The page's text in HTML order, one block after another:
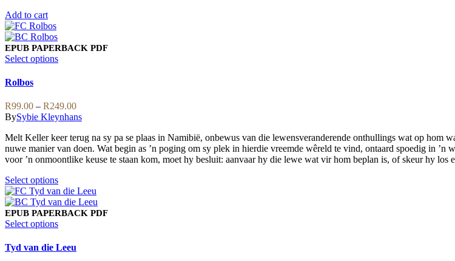
Add to cart
EPUB PAPERBACK PDF
Select optionsThis
variants.
The
options
may
be
chosen
the
product
page
Rolbos
R99.00 – R249.00Price
range:
through
R249.00
BySybie Kleynhans
Melt Keller keer terug na sy pa se plaas in Namibië, onbewus van die lewensveranderende onthullings wat op hom
nuwe manier van doen. Wat begin as ’n poging om sy plek in hierdie vreemde wêreld te vind, ontaard spoedig in
voor ’n onmoontlike keuse te staan kom, moet hy besluit: aanvaar hy die lewe wat vir hom beplan is, of skeur hy los
Select optionsThis
product
has
multiple
variants.
options
EPUB PAPERBACK PDF
Select optionsThis
has
Tyd van die Leeu